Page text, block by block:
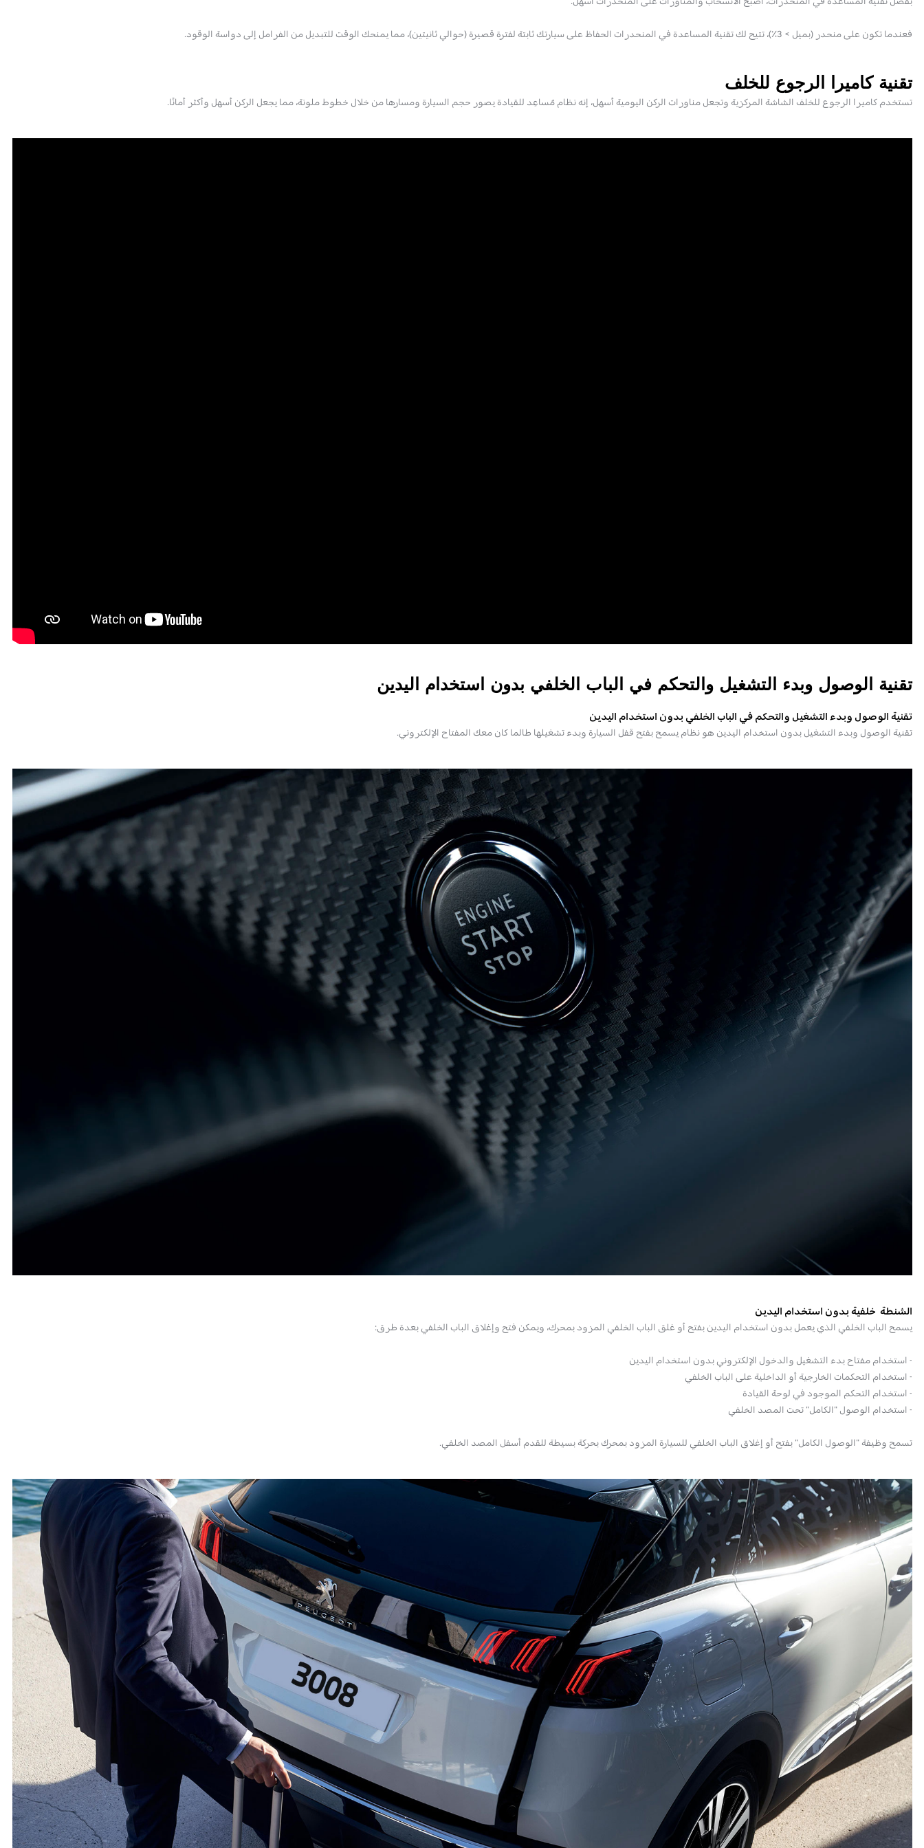
فعندما تكون على منحدر (بميل > 3٪)، تتيح لك تقنية المساعدة في المنحدرات الحفاظ على سيارتك ثابتة لفترة قصيرة (حوالي ثانيتين)، مما يمنحك الوقت للتبديل من الفرامل إلى دواسة الوقود.
تقنية كاميرا الرجوع للخلف
تستخدم كاميرا الرجوع للخلف الشاشة المركزية وتجعل مناورات الركن اليومية أسهل، إنه نظام مُساعِد للقيادة يصور حجم السيارة ومسارها من خلال خطوط ملونة، مما يجعل الركن أسهل وأكثر أمانًا.
تقنية الوصول وبدء التشغيل والتحكم في الباب الخلفي بدون استخدام اليدين
تقنية الوصول وبدء التشغيل والتحكم في الباب الخلفي بدون استخدام اليدين
تقنية الوصول وبدء التشغيل بدون استخدام اليدين هو نظام يسمح بفتح قفل السيارة وبدء تشغيلها طالما كان معك المفتاح الإلكتروني.
الشنطة خلفية بدون استخدام اليدين
يسمح الباب الخلفي الذي يعمل بدون استخدام اليدين بفتح أو غلق الباب الخلفي المزود بمحرك، ويمكن فتح وإغلاق الباب الخلفي بعدة طرق:
- استخدام مفتاح بدء التشغيل والدخول الإلكتروني بدون استخدام اليدين
- استخدام التحكمات الخارجية أو الداخلية على الباب الخلفي
- استخدام التحكم الموجود في لوحة القيادة
- استخدام الوصول "الكامل" تحت المصد الخلفي
تسمح وظيفة "الوصول الكامل" بفتح أو إغلاق الباب الخلفي للسيارة المزود بمحرك بحركة بسيطة للقدم أسفل المصد الخلفي.